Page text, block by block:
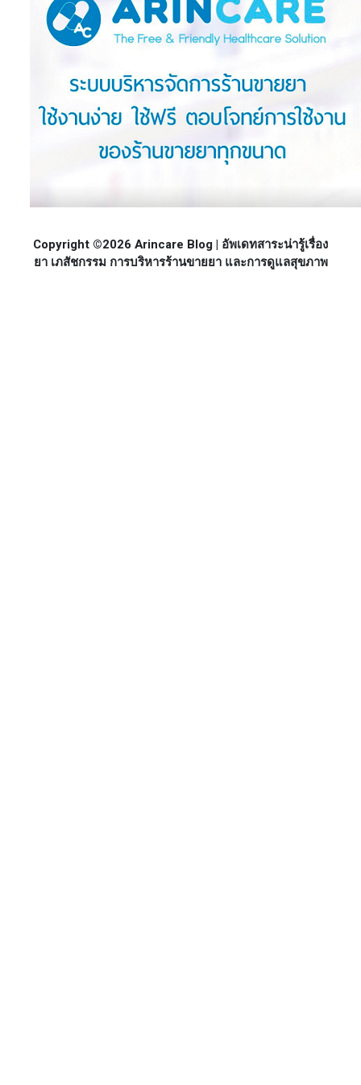
Copyright ©2026 Arincare Blog | อัพเดทสาระน่ารู้เรื่อง
ยา เภสัชกรรม การบริหารร้านขายยา และการดูแลสุขภาพ